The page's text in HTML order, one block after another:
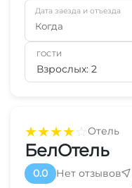
★★★★☆Отель
БелОтель
0.0 Нет отзывов
Дата заезда и отъезда
Когда
ГОСТИ
Взрослых: 2